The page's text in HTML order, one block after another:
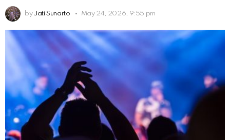
by Jati Sunarto May 24, 2026, 9:55 pm